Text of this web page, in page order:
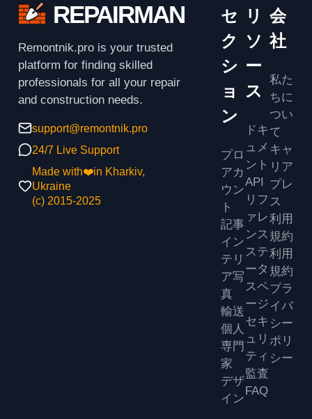
REPAIRMAN
Remontnik.pro is your trusted
platform for finding skilled
professionals for all your repair
and construction needs.
support@remontnik.pro
24/7 Live Support
Made with❤️in Kharkiv,
Ukraine
(с) 2015-2025
セ
ク
シ
ョ
ン
プロ
アカ
ウン
ト
記事
イン
テリ
ア写
真
輸送
個人
専門
家
デザ
イン
リ
ソ
ー
ス
ドキ
ュメ
ント
API
リフ
ァレ
ンス
ステ
ータ
スペ
ージ
セキ
ュリ
ティ
監査
FAQ
会
社
私た
ちに
つい
て
キャ
リア
プレ
ス
利用
規約
利用
規約
プラ
イバ
シー
ポリ
シー